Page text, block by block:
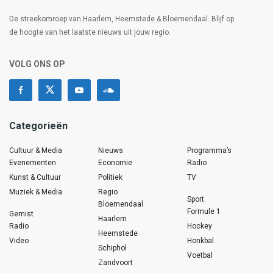
De streekomroep van Haarlem, Heemstede & Bloemendaal. Blijf op
de hoogte van het laatste nieuws uit jouw regio.
VOLG ONS OP
Categorieën
Cultuur & Media
Evenementen
Kunst & Cultuur
Muziek & Media
Gemist
Radio
Video
Nieuws
Economie
Politiek
Regio
Bloemendaal
Haarlem
Heemstede
Schiphol
Zandvoort
Programma’s
Radio
TV
Sport
Formule 1
Hockey
Honkbal
Voetbal